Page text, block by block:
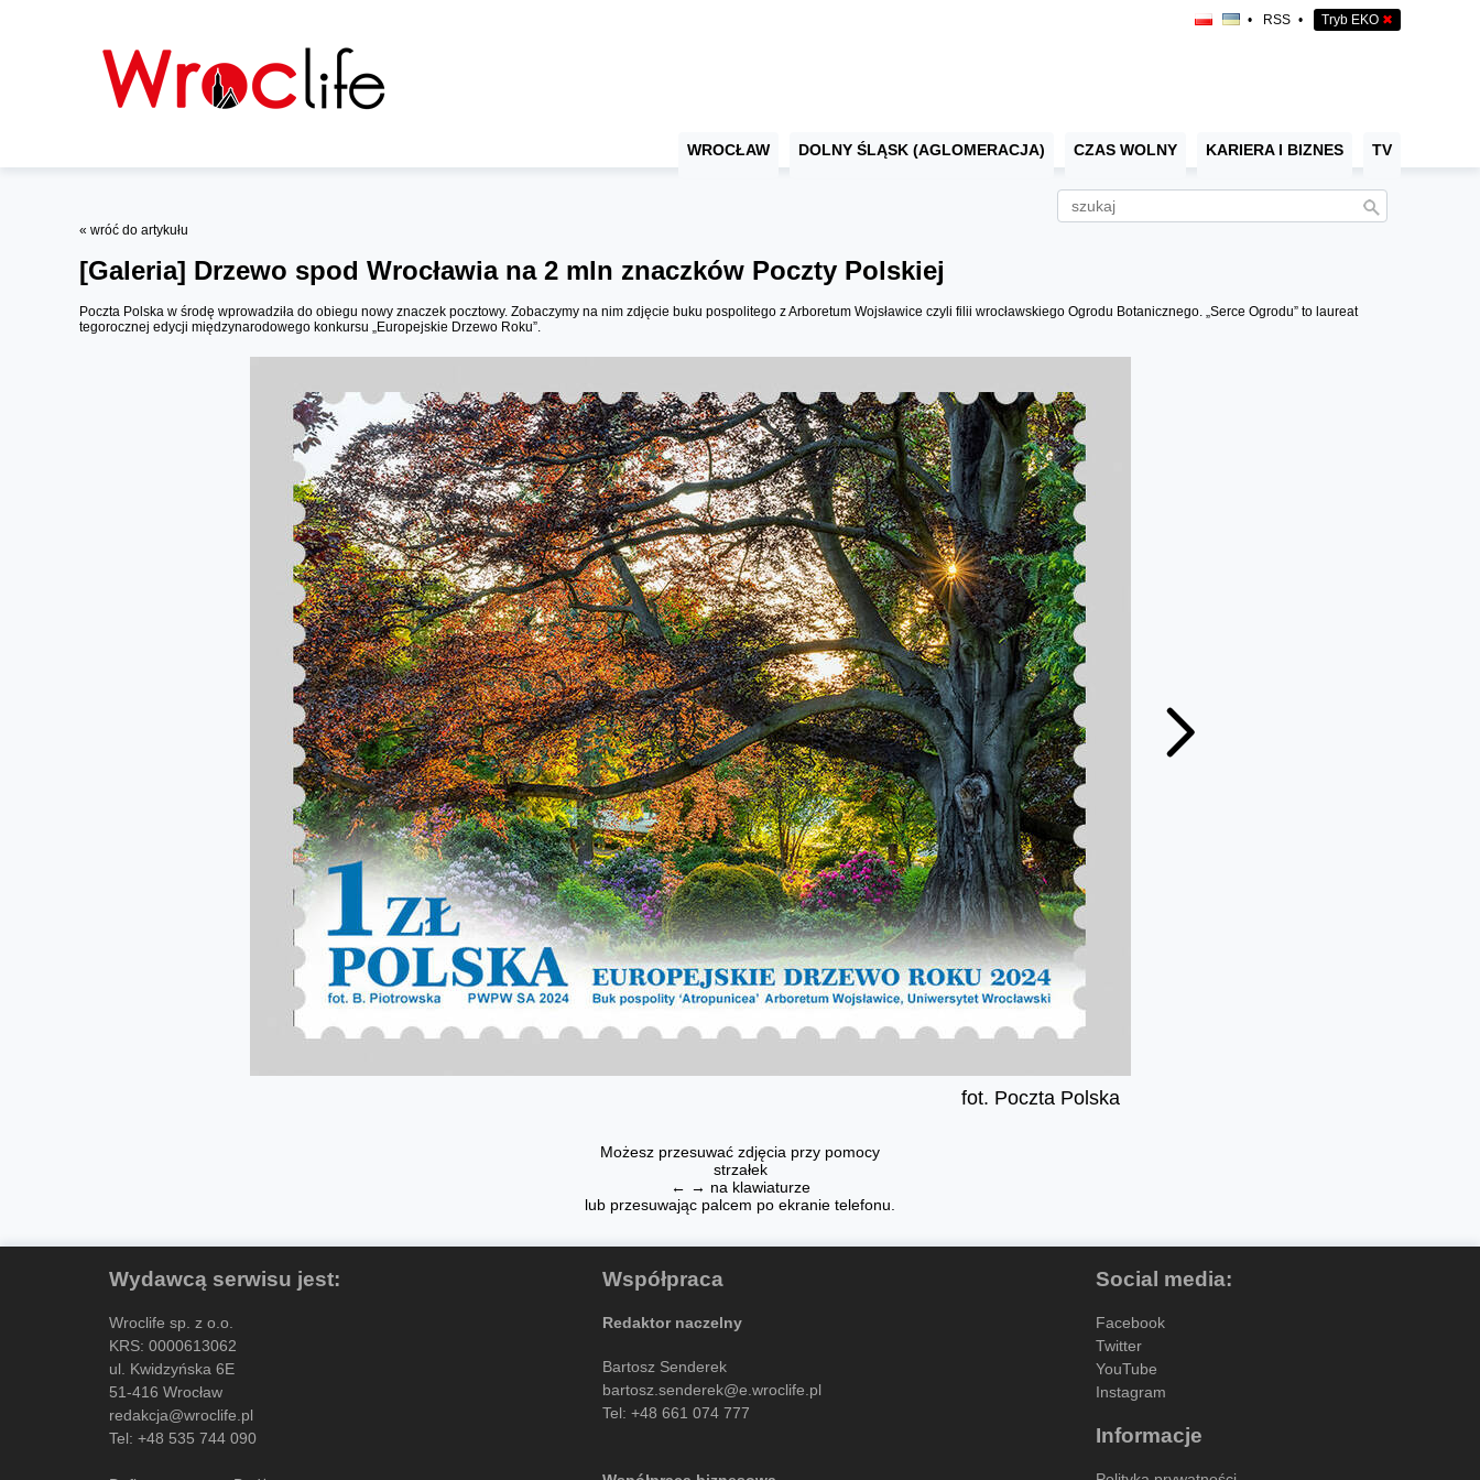
• RSS • Tryb EKO ✖
WROCŁAW DOLNY ŚLĄSK (AGLOMERACJA) CZAS WOLNY KARIERA I BIZNES TV
« wróć do artykułu
[Galeria] Drzewo spod Wrocławia na 2 mln znaczków Poczty Polskiej
Poczta Polska w środę wprowadziła do obiegu nowy znaczek pocztowy. Zobaczymy na nim zdjęcie buku pospolitego z Arboretum Wojsławice czyli filii wrocławskiego Ogrodu Botanicznego. „Serce Ogrodu” to laureat
tegorocznej edycji międzynarodowego konkursu „Europejskie Drzewo Roku”.
fot. Poczta Polska
Możesz przesuwać zdjęcia przy pomocy
strzałek
← → na klawiaturze
lub przesuwając palcem po ekranie telefonu.
Wydawcą serwisu jest:
Wroclife sp. z o.o.
KRS: 0000613062
ul. Kwidzyńska 6E
51-416 Wrocław
redakcja@wroclife.pl
Tel: +48 535 744 090
Współpraca
Redaktor naczelny
Bartosz Senderek
bartosz.senderek@e.wroclife.pl
Tel: +48 661 074 777
Social media:
Facebook
Twitter
YouTube
Instagram
Informacje